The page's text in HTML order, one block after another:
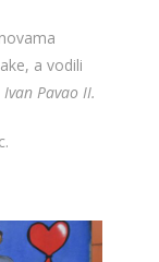
a vodili
Ivan Pavao II.